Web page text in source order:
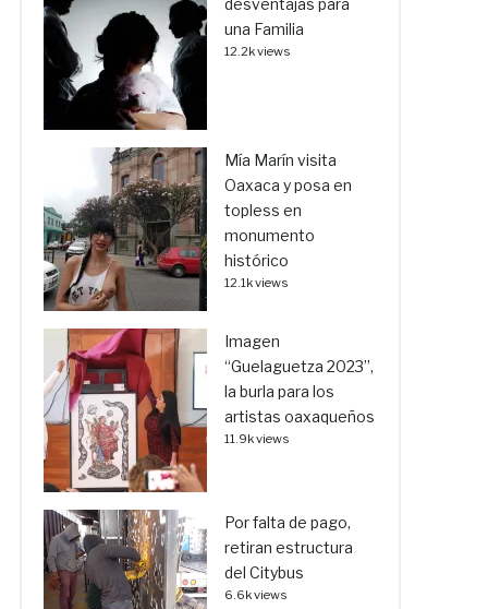
desventajas para
una Familia
12.2k views
Mía Marín visita
Oaxaca y posa en
topless en
monumento
histórico
12.1k views
Imagen
“Guelaguetza 2023”,
la burla para los
artistas oaxaqueños
11.9k views
Por falta de pago,
retiran estructura
del Citybus
6.6k views